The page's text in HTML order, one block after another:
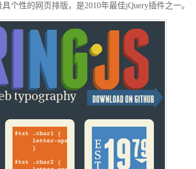
个性的网页排版，是2010年最佳jQuery插件之一。